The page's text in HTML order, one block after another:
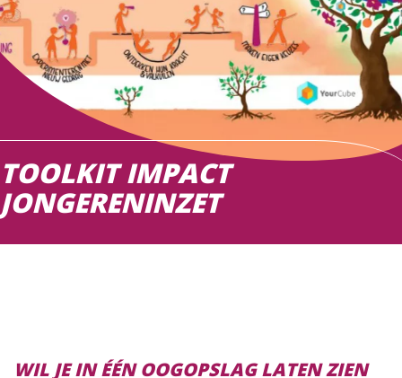
Doneer
Zoeken
TOOLKIT IMPACT
JONGERENINZET
WIL JE IN ÉÉN OOGOPSLAG LATEN ZIEN